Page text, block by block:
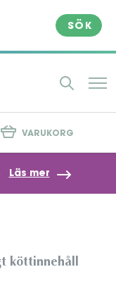
SÖK
VARUKORG
Läs mer
köttinnehåll